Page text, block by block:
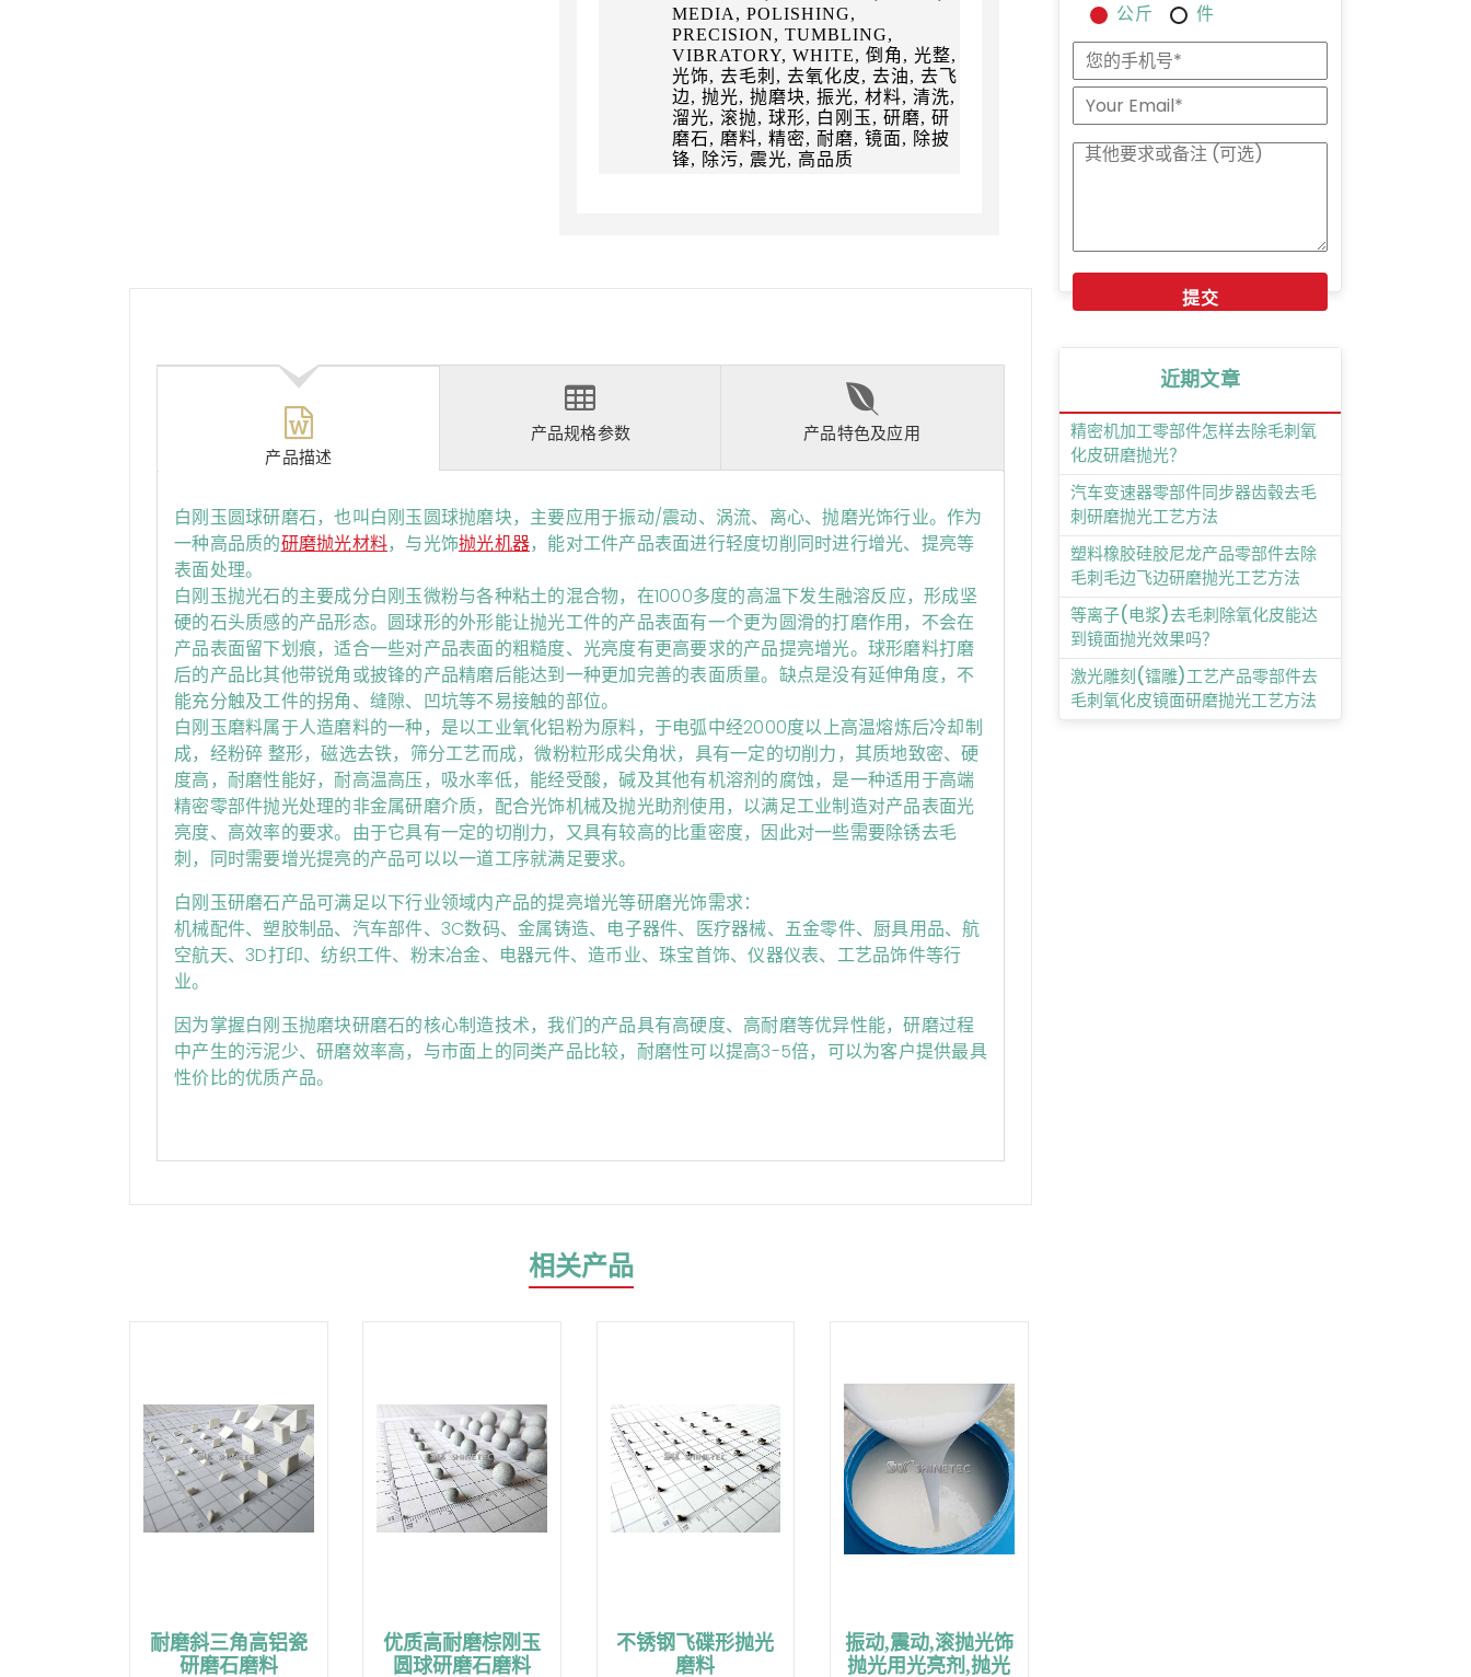
MEDIA, POLISHING,
PRECISION, TUMBLING,
VIBRATORY, WHITE, 倒角, 光整,
光饰, 去毛刺, 去氧化皮, 去油, 去飞
边, 抛光, 抛磨块, 振光, 材料, 清洗,
溜光, 滚抛, 球形, 白刚玉, 研磨, 研
磨石, 磨料, 精密, 耐磨, 镜面, 除披
锋, 除污, 震光, 高品质
产品描述
产品规格参数 产品特色及应用
白刚玉圆球研磨石，也叫白刚玉圆球抛磨块，主要应用于振动/震动、涡流、离心、抛磨光饰行业。作为
一种高品质的研磨抛光材料，与光饰抛光机器，能对工件产品表面进行轻度切削同时进行增光、提亮等
表面处理。
白刚玉抛光石的主要成分白刚玉微粉与各种粘土的混合物，在1000多度的高温下发生融溶反应，形成坚
硬的石头质感的产品形态。圆球形的外形能让抛光工件的产品表面有一个更为圆滑的打磨作用，不会在
产品表面留下划痕，适合一些对产品表面的粗糙度、光亮度有更高要求的产品提亮增光。球形磨料打磨
后的产品比其他带锐角或披锋的产品精磨后能达到一种更加完善的表面质量。缺点是没有延伸角度，不
能充分触及工件的拐角、缝隙、凹坑等不易接触的部位。
白刚玉磨料属于人造磨料的一种，是以工业氧化铝粉为原料，于电弧中经2000度以上高温熔炼后冷却制
成，经粉碎 整形，磁选去铁，筛分工艺而成，微粉粒形成尖角状，具有一定的切削力，其质地致密、硬
度高，耐磨性能好，耐高温高压，吸水率低，能经受酸，碱及其他有机溶剂的腐蚀，是一种适用于高端
精密零部件抛光处理的非金属研磨介质，配合光饰机械及抛光助剂使用，以满足工业制造对产品表面光
亮度、高效率的要求。由于它具有一定的切削力，又具有较高的比重密度，因此对一些需要除锈去毛
刺，同时需要增光提亮的产品可以以一道工序就满足要求。
白刚玉研磨石产品可满足以下行业领域内产品的提亮增光等研磨光饰需求：
机械配件、塑胶制品、汽车部件、3C数码、金属铸造、电子器件、医疗器械、五金零件、厨具用品、航
空航天、3D打印、纺织工件、粉末冶金、电器元件、造币业、珠宝首饰、仪器仪表、工艺品饰件等行
业。
因为掌握白刚玉抛磨块研磨石的核心制造技术，我们的产品具有高硬度、高耐磨等优异性能，研磨过程
中产生的污泥少、研磨效率高，与市面上的同类产品比较，耐磨性可以提高3-5倍，可以为客户提供最具
性价比的优质产品。
相关产品
耐磨斜三角高铝瓷
研磨石磨料
优质高耐磨棕刚玉
圆球研磨石磨料
不锈钢飞碟形抛光
磨料
振动,震动,滚抛光饰
抛光用光亮剂,抛光
公斤 件
近期文章
精密机加工零部件怎样去除毛刺氧
化皮研磨抛光？
汽车变速器零部件同步器齿毂去毛
刺研磨抛光工艺方法
塑料橡胶硅胶尼龙产品零部件去除
毛刺毛边飞边研磨抛光工艺方法
等离子(电浆)去毛刺除氧化皮能达
到镜面抛光效果吗？
激光雕刻(镭雕)工艺产品零部件去
毛刺氧化皮镜面研磨抛光工艺方法